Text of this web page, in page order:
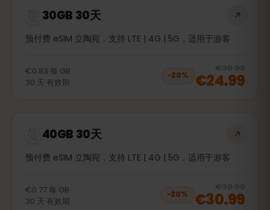
30GB 30天
预付费 eSIM 立陶宛，支持 LTE | 4G | 5G，适用于游客
€0.83 每 GB
30 天 有效期
−20%
€30.99
€24.99
40GB 30天
预付费 eSIM 立陶宛，支持 LTE | 4G | 5G，适用于游客
€0.77 每 GB
30 天 有效期
−20%
€38.99
€30.99